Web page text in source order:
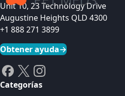
Unit 10, 23 Technology Drive
Augustine Heights QLD 4300
+1 888 271 3899
Obtener ayuda→
Categorías